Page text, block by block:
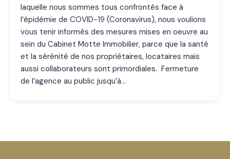
laquelle nous sommes tous confrontés face à
l’épidémie de COVID-19 (Coronavirus), nous voulions
vous tenir informés des mesures mises en oeuvre au
sein du Cabinet Motte Immobilier, parce que la santé
et la sérénité de nos propriétaires, locataires mais
aussi collaborateurs sont primordiales. Fermeture
de l’agence au public jusqu’à…